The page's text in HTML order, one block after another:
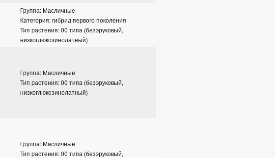
Группа: Масличные
Категория: гибрид первого поколения
Тип растения: 00 типа (безэруковый,
низкоглюкозинолатный)
Группа: Масличные
Тип растения: 00 типа (безэруковый,
низкоглюкозинолатный)
Группа: Масличные
Тип растения: 00 типа (безэруковый,